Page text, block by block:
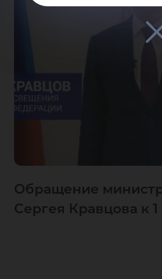
Обращение
Сергея Кравцова к